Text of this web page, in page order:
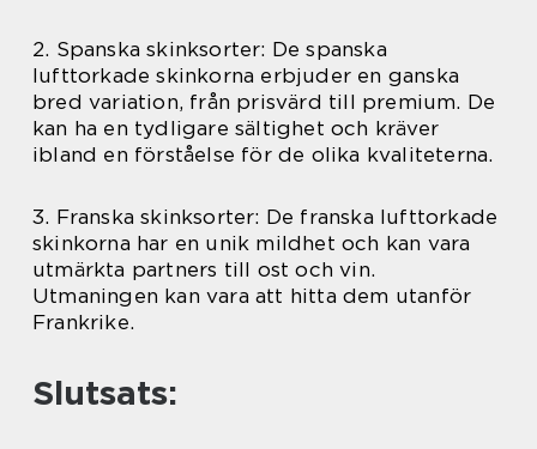
2. Spanska skinksorter: De spanska
lufttorkade skinkorna erbjuder en ganska
bred variation, från prisvärd till premium. De
kan ha en tydligare sältighet och kräver
ibland en förståelse för de olika kvaliteterna.
3. Franska skinksorter: De franska lufttorkade
skinkorna har en unik mildhet och kan vara
utmärkta partners till ost och vin.
Utmaningen kan vara att hitta dem utanför
Frankrike.
Slutsats: